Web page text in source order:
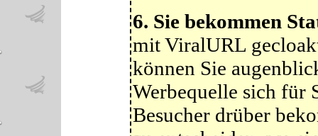
6. Sie bekommen
mit ViralURL
können Sie
Werbequelle sich für
Besucher drüber